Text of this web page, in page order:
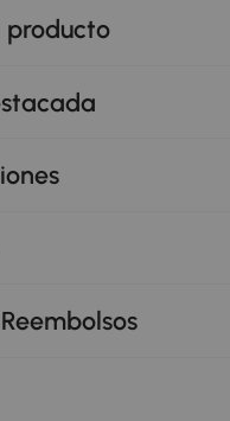
producto